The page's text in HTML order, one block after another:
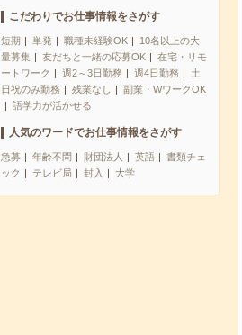
こだわりでお仕事情報をさがす
短期 単発 職種未経験OK
10名以上の大
量募集
友だちと一緒の応募OK
在宅・リモ
ートワーク
週2～3日勤務 週4日勤務
土
日祝のみ勤務
残業なし
副業・WワークOK
語学力が活かせる
人気のワードでお仕事情報をさがす
急募 年齢不問 財団法人 英語
書類チェ
ック
テレビ局 封入 大学